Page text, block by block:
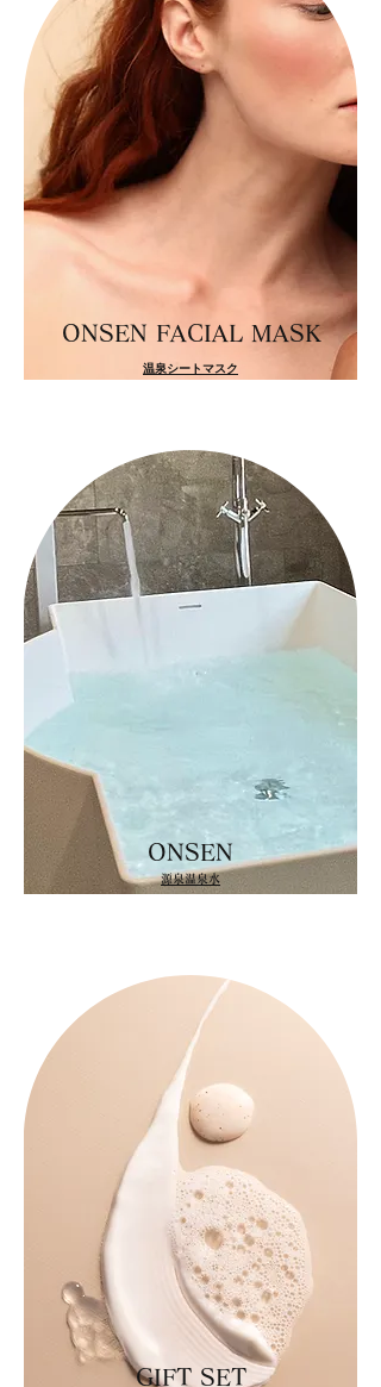
ONSEN FACIAL MASK
温泉シートマスク
源泉温泉水
ONSEN
GIFT SET